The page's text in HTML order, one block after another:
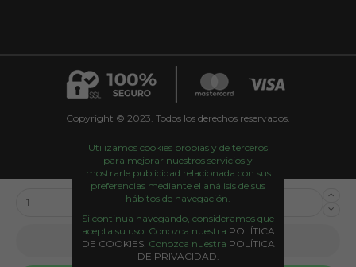
Añadir al carrito
Copyright © 2023. Todos los derechos reservados.
Utilizamos cookies propias y de terceros
para mejorar nuestros servicios y
mostrarle publicidad relacionada con sus
preferencias mediante el análisis de sus
hábitos de navegación.
Si continua navegando, consideramos que
acepta su uso. Conozca nuestra POLÍTICA
DE COOKIES. Conozca nuestra POLÍTICA
DE PRIVACIDAD.